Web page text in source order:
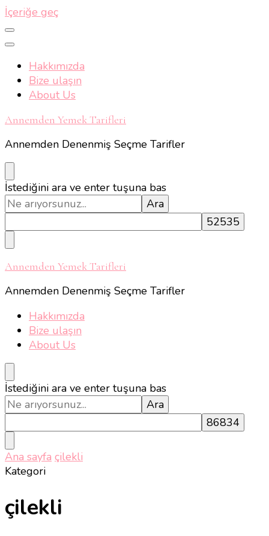
İçeriğe geç
Hakkımızda
Bize ulaşın
About Us
Annemden Yemek Tarifleri
Annemden Denenmiş Seçme Tarifler
Bir
şey
mi
arıyorsunuz?
İstediğini ara ve enter tuşuna bas
Annemden Yemek Tarifleri
Annemden Denenmiş Seçme Tarifler
Hakkımızda
Bize ulaşın
About Us
Bir
şey
mi
arıyorsunuz?
İstediğini ara ve enter tuşuna bas
Ana sayfa çilekli
Kategori
çilekli